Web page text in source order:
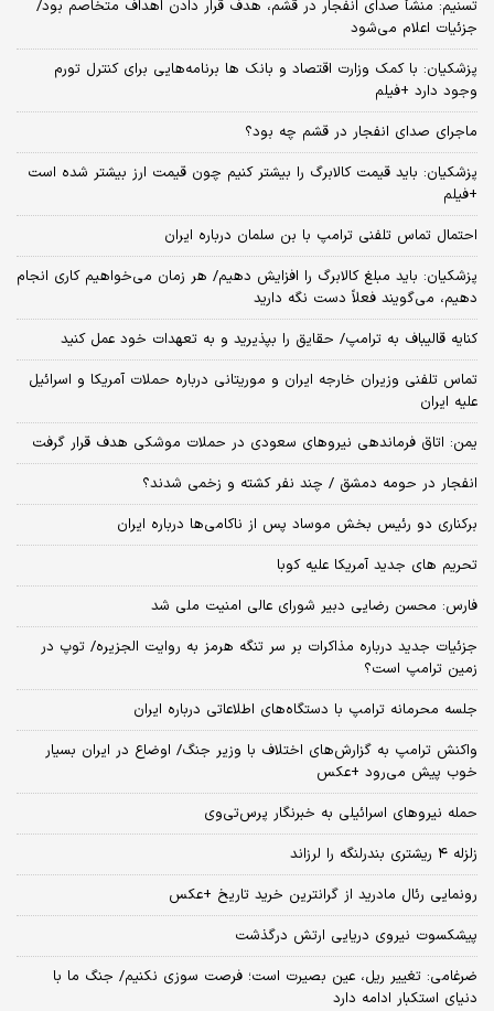
تسنیم: منشأ صدای انفجار در قشم، هدف قرار دادن اهداف متخاصم بود/
جزئیات اعلام می‌شود
پزشکیان: با کمک وزارت اقتصاد و بانک ها برنامه‌هایی برای کنترل تورم
وجود دارد +فیلم
ماجرای صدای انفجار در قشم چه بود؟
پزشکیان: باید قیمت کالابرگ را بیشتر کنیم چون قیمت ارز بیشتر شده است
+فیلم
احتمال تماس تلفنی ترامپ با بن سلمان درباره ایران
پزشکیان: باید مبلغ کالابرگ را افزایش دهیم/ هر زمان می‌خواهیم کاری انجام
دهیم، می‌گویند فعلاً دست نگه دارید
کنایه قالیباف به ترامپ/ حقایق را بپذیرید و به تعهدات خود عمل کنید
تماس تلفنی وزیران خارجه ایران و موریتانی درباره حملات آمریکا و اسرائیل
علیه ایران
یمن: اتاق فرماندهی نیروهای سعودی در حملات موشکی هدف قرار گرفت
انفجار در حومه دمشق / چند نفر کشته و زخمی شدند؟
برکناری دو رئیس بخش موساد پس از ناکامی‌ها درباره ایران
تحریم های جدید آمریکا علیه کوبا
فارس: محسن رضایی دبیر شورای عالی امنیت ملی شد
جزئیات جدید درباره مذاکرات بر سر تنگه هرمز به روایت الجزیره/ توپ در
زمین ترامپ است؟
جلسه محرمانه ترامپ با دستگاه‌های اطلاعاتی درباره ایران
واکنش ترامپ به گزارش‌های اختلاف با وزیر جنگ/ اوضاع در ایران بسیار
خوب پیش می‌رود +عکس
حمله نیروهای اسرائیلی به خبرنگار پرس‌تی‌وی
زلزله ۴ ریشتری بندرلنگه را لرزاند
رونمایی رئال مادرید از گرانترین خرید تاریخ +عکس
پیشکسوت نیروی دریایی ارتش درگذشت
ضرغامی: تغییر ریل، عین بصیرت است؛ فرصت سوزی نکنیم/ جنگ ما با
دنیای استکبار ادامه دارد